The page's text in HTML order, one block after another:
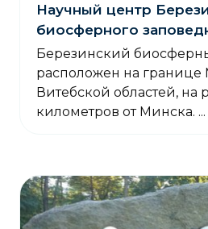
Научный центр
биосферного
Березинский
расположен на
Витебской областей, на
километров от Минска. ...